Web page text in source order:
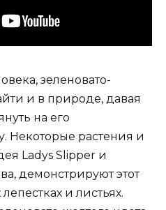
зеленовато-
и в природе, давая
на его
Некоторые растения и
Ladys Slipper и
демонстрируют этот
и листьях.